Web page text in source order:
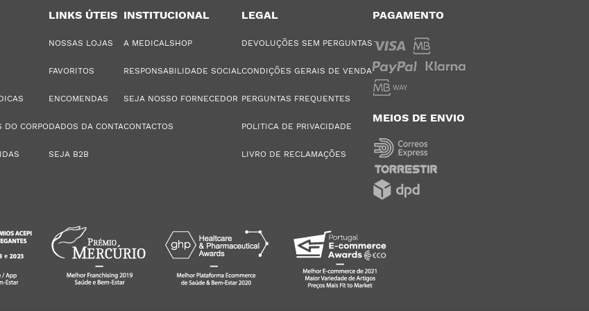
DO CORPO
LINKS ÚTEIS
NOSSAS LOJAS
FAVORITOS
ENCOMENDAS
DADOS DA CONTA
SEJA B2B
INSTITUCIONAL
A MEDICALSHOP
RESPONSABILIDADE SOCIAL
SEJA NOSSO FORNECEDOR
CONTACTOS
LEGAL
DEVOLUÇÕES SEM PERGUNTAS
CONDIÇÕES GERAIS DE VENDA
PERGUNTAS FREQUENTES
POLITICA DE PRIVACIDADE
LIVRO DE RECLAMAÇÕES
PAGAMENTO
MEIOS DE ENVIO